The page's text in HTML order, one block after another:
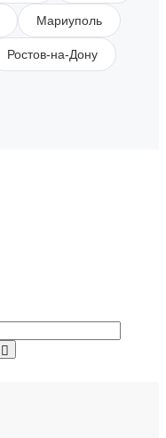
Мариуполь
Ростов-на-Дону